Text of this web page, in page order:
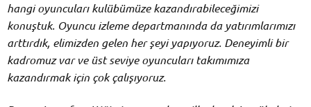
hangi oyuncuları kulübümüze kazandırabileceğimizi
konuştuk. Oyuncu izleme departmanında da yatırımlarımızı
arttırdık, elimizden gelen her şeyi yapıyoruz. Deneyimli bir
kadromuz var ve üst seviye oyuncuları takımımıza
kazandırmak için çok çalışıyoruz.